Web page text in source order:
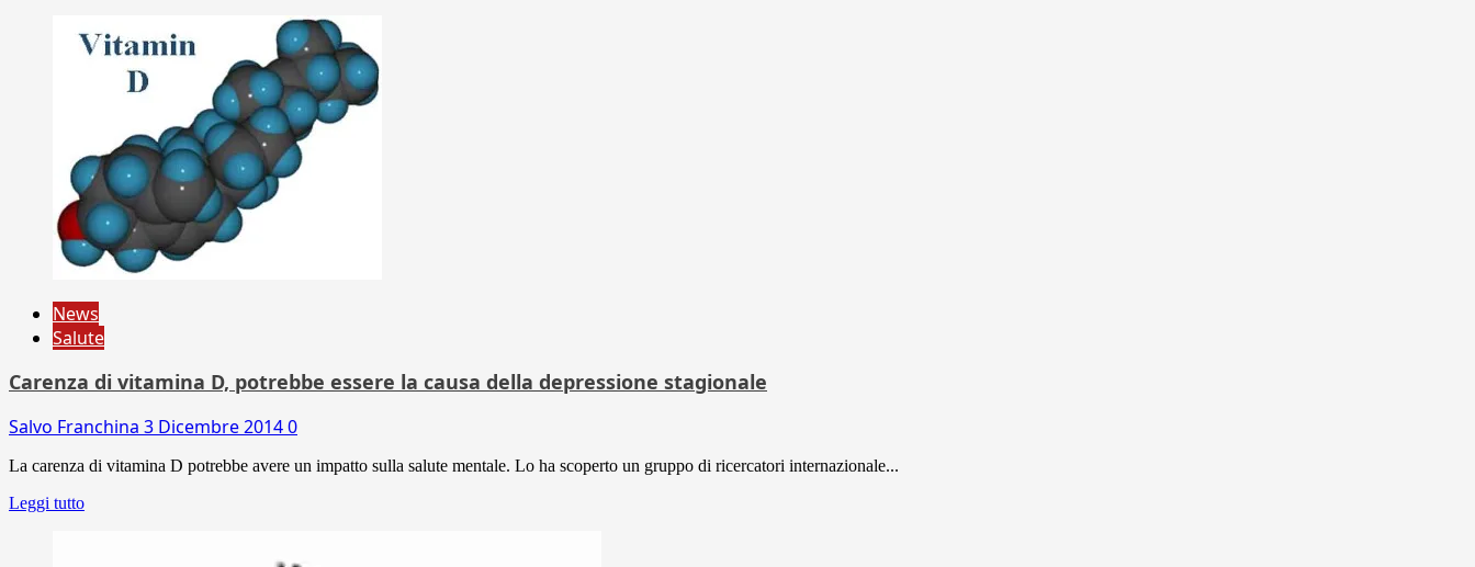
News
Salute
Carenza di vitamina D, potrebbe essere la causa della depressione stagionale
Salvo Franchina 3 Dicembre 20140
La carenza di vitamina D potrebbe avere un impatto sulla salute mentale. Lo ha scoperto un gruppo di ricercatori internazionale...
Leggi tutto